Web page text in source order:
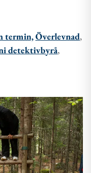
termin,Överlevnad,
detektivbyrå,